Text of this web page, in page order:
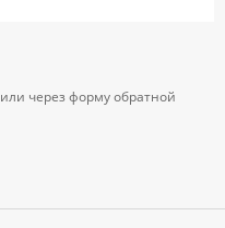
или через форму обратной